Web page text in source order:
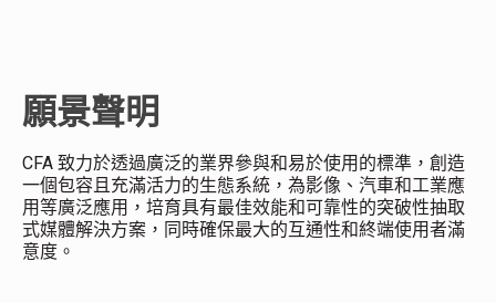
願景聲明
CFA 致力於透過廣泛的業界參與和易於使用的標準，創造
一個包容且充滿活力的生態系統，為影像、汽車和工業應
用等廣泛應用，培育具有最佳效能和可靠性的突破性抽取
式媒體解決方案，同時確保最大的互通性和終端使用者滿
意度。